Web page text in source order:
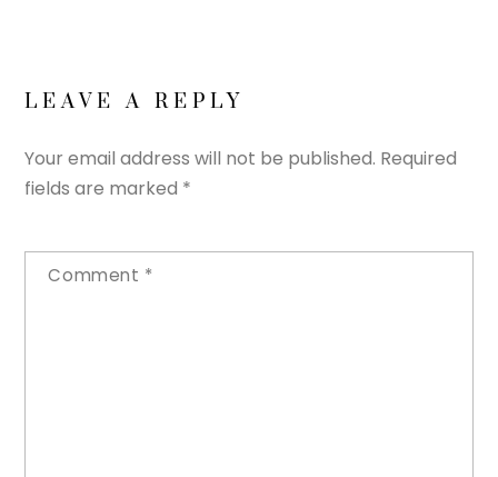
LEAVE A REPLY
Your email address will not be published. Required
fields are marked *
Comment *